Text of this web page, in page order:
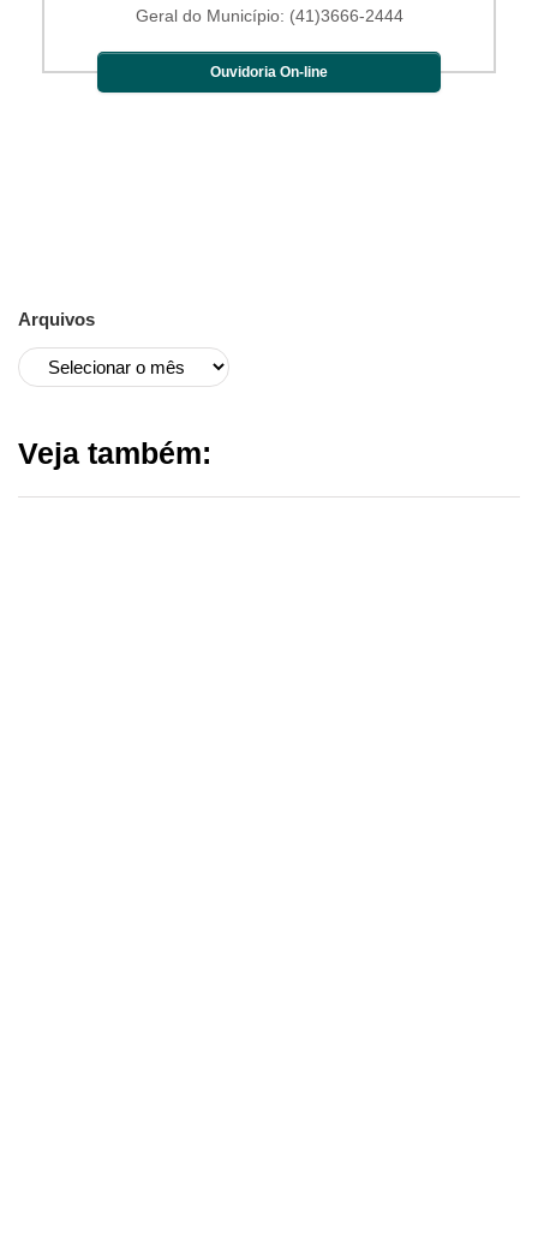
Geral do Município: (41)3666-2444
Ouvidoria On-line
Arquivos
Veja também: